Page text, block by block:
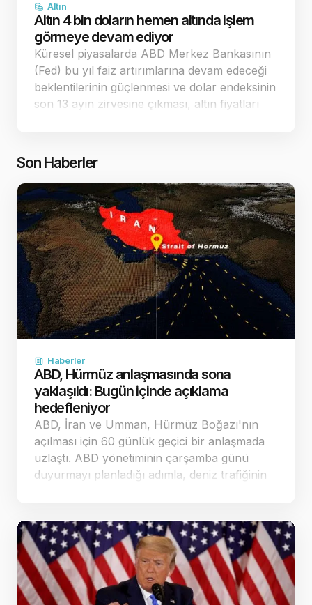
Altın
Altın 4 bin doların hemen altında işlem
görmeye devam ediyor
Küresel piyasalarda ABD Merkez Bankasının
(Fed) bu yıl faiz artırımlarına devam edeceği
beklentilerinin güçlenmesi ve dolar endeksinin
son 13 ayın zirvesine çıkması, altın fiyatları
Son Haberler
Haberler
ABD, Hürmüz anlaşmasında sona
yaklaşıldı: Bugün içinde açıklama
hedefleniyor
ABD, İran ve Umman, Hürmüz Boğazı'nın
açılması için 60 günlük geçici bir anlaşmada
uzlaştı. ABD yönetiminin çarşamba günü
duyurmayı planladığı adımla, deniz trafiğinin